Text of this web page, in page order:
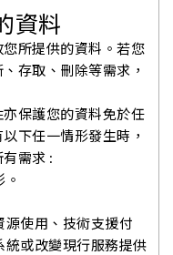
資料
所提供的資料。若您
存取、刪除等需求，
保護您的資料免於任
下任一情形發生時，
需求 :
源使用、技術支援付
統或改變現行服務提供